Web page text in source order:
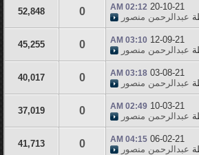
20-10-21
02:12 AM
عبدالرحمن منصور 0
52,848
12-09-21
03:10 AM
عبدالرحمن منصور 0
45,255
03-08-21
03:18 AM
عبدالرحمن منصور 0
40,017
10-03-21
02:49 AM
عبدالرحمن منصور 0
37,019
06-02-21
04:15 AM
عبدالرحمن منصور 0
41,713